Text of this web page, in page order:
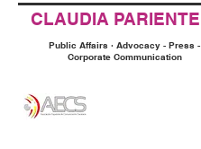
CLAUDIA PARIENTE
Public Affairs · Advocacy - Press -
Corporate Communication